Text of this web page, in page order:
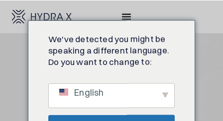
We've detected you might be
speaking a different language.
Do you want to change to:
English